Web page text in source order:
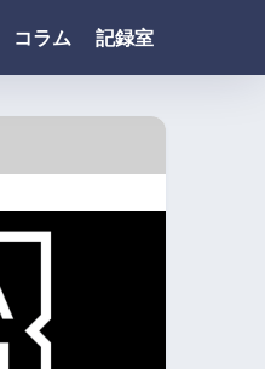
コラム 記録室